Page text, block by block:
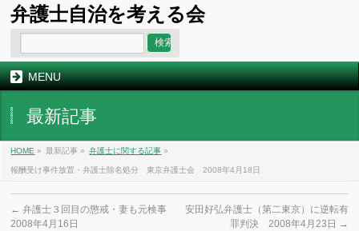
弁護士自治を考える会
MENU
最新記事
HOME » 最新記事 » 弁護士に関する記事 »
報酬受け事件放置・弁護士除名処分 東京弁護士会 2008年4月18日
← 弁護士３回目の懲戒・妻も元検事
2008年4月16日
安田好弘弁護士（第二東京）に逆転有
罪判決 2008年4月23日 →